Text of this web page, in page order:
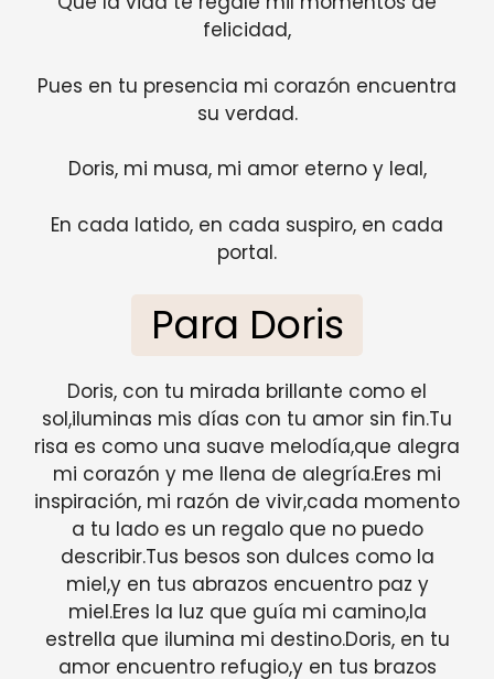
felicidad,
Pues en tu presencia mi corazón encuentra
su verdad.
Doris, mi musa, mi amor eterno y leal,
En cada latido, en cada suspiro, en cada
portal.
Para Doris
Doris, con tu mirada brillante como el
sol,iluminas mis días con tu amor sin fin.Tu
risa es como una suave melodía,que alegra
mi corazón y me llena de alegría.Eres mi
inspiración, mi razón de vivir,cada momento
a tu lado es un regalo que no puedo
describir.Tus besos son dulces como la
miel,y en tus abrazos encuentro paz y
miel.Eres la luz que guía mi camino,la
estrella que ilumina mi destino.Doris, en tu
amor encuentro refugio,y en tus brazos